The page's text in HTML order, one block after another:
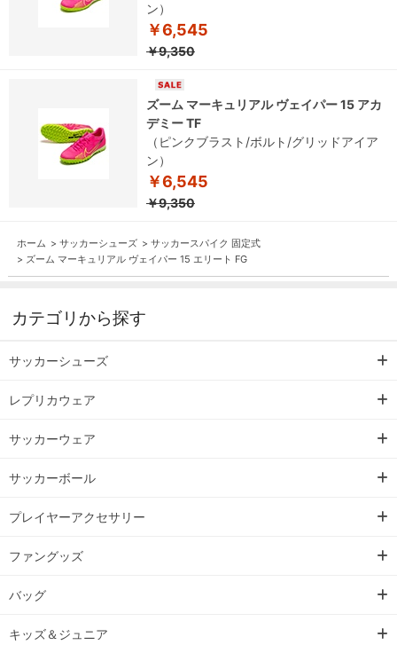
ン）
￥6,545
￥9,350
ズーム マーキュリアル ヴェイパー 15 アカ
デミー TF
（ピンクブラスト/ボルト/グリッドアイア
ン）
￥6,545
￥9,350
ホーム > サッカーシューズ > サッカースパイク 固定式
> ズーム マーキュリアル ヴェイパー 15 エリート FG
カテゴリから探す
サッカーシューズ
レプリカウェア
サッカーウェア
サッカーボール
プレイヤーアクセサリー
ファングッズ
バッグ
キッズ＆ジュニア